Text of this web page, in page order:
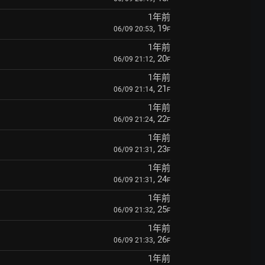
1年前
06/09 20:53, 19F
1年前
06/09 21:12, 20F
1年前
06/09 21:14, 21 F
1年前
06/09 21:24, 22F
1年前
06/09 21:31 , 23F
1年前
06/09 21:31 , 24F
1年前
06/09 21:32, 25F
1年前
06/09 21:33, 26F
1年前